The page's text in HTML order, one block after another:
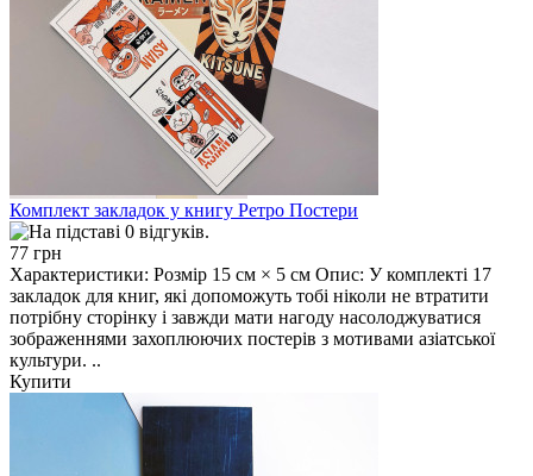
Комплект закладок у книгу Ретро Постери
77 грн
Характеристики: Розмір 15 см × 5 см Опис: У комплекті 17
закладок для книг, які допоможуть тобі ніколи не втратити
потрібну сторінку і завжди мати нагоду насолоджуватися
зображеннями захоплюючих постерів з мотивами азіатської
культури. ..
Купити